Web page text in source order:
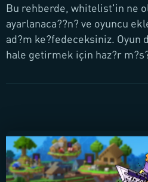
Bu rehberde, whitelist'in ne
ayarlanaca??n? ve oyuncu
ad?m ke?fedeceksiniz. Oyun
hale getirmek için haz?r